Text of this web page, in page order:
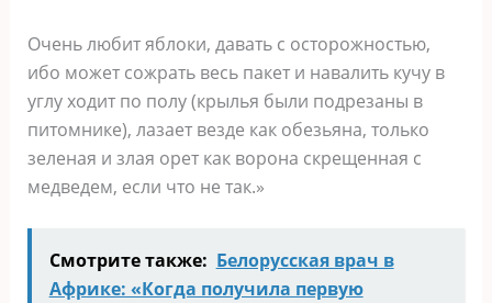
Очень любит яблоки, давать с осторожностью,
ибо может сожрать весь пакет и навалить кучу в
углу ходит по полу (крылья были подрезаны в
питомнике), лазает везде как обезьяна, только
зеленая и злая орет как ворона скрещенная с
медведем, если что не так.»
Смотрите также: Белорусская врач в
Африке: «Когда получила первую